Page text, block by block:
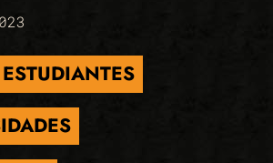
ESTUDIANTES